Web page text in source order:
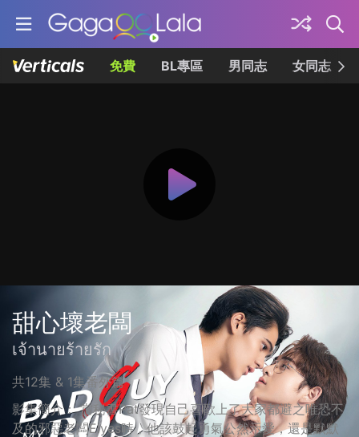
免費 BL專區 男同志 女同志
甜心壞老闆
เจ้านายร้ายรัก
共12集 & 1集番外篇
影集簡介： 當秘書Pat發現自己喜歡上了大家都避之唯恐不
及的邪惡老闆Elyes時，他該鼓起勇氣公然示愛，還是默默